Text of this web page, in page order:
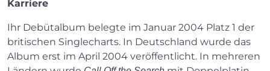
Karriere
Ihr Debütalbum belegte im Januar 2004 Platz 1 der
britischen Singlecharts. In Deutschland wurde das
Album erst im April 2004 veröffentlicht. In mehreren